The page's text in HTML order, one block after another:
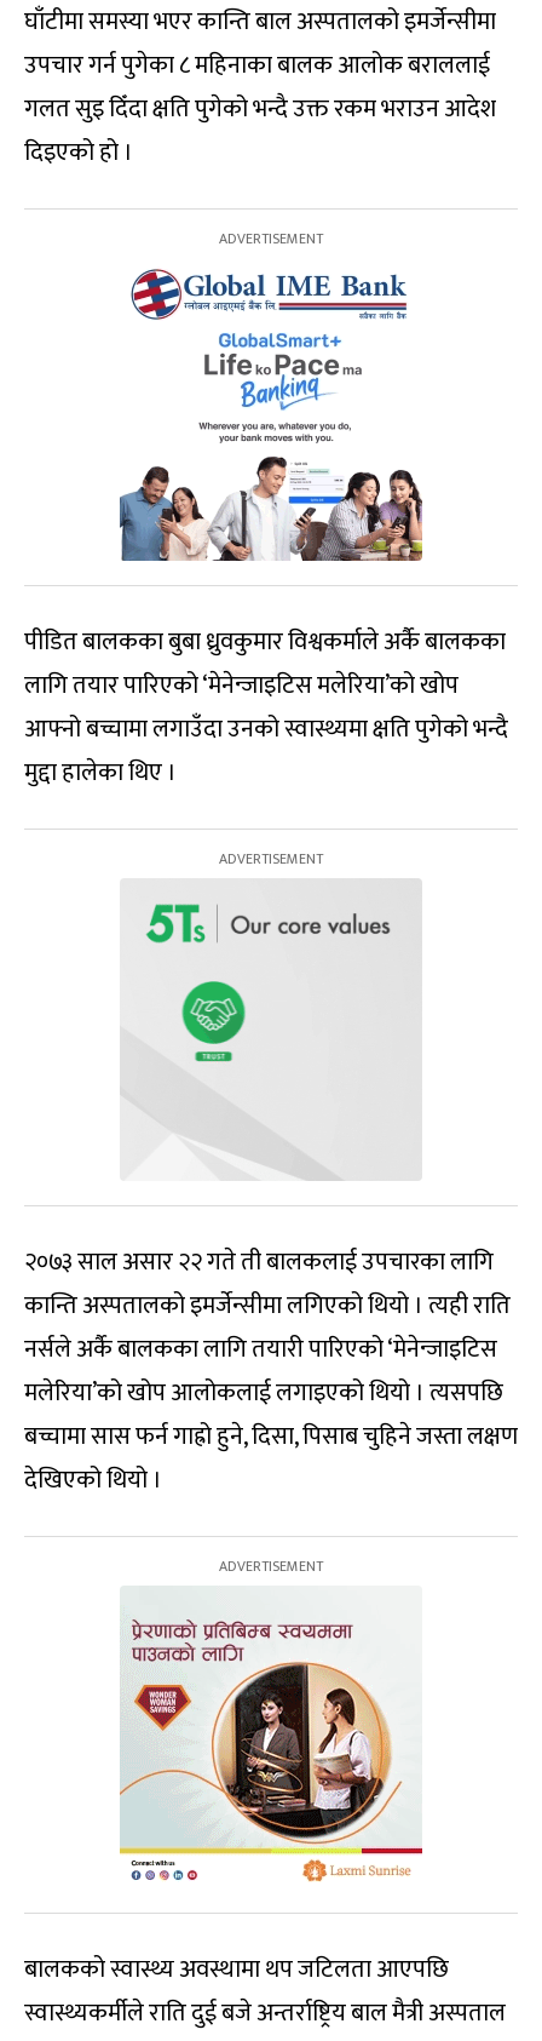
घाँटीमा समस्या भएर कान्ति बाल अस्पतालको इमर्जेन्सीमा
उपचार गर्न पुगेका ८ महिनाका बालक आलोक बराललाई
गलत सुइ दिँदा क्षति पुगेको भन्दै उक्त रकम भराउन आदेश
दिइएको हो ।
पीडित बालकका बुबा ध्रुवकुमार विश्वकर्माले अर्कै बालकका
लागि तयार पारिएको ‘मेनेन्जाइटिस मलेरिया’को खोप
आफ्नो बच्चामा लगाउँदा उनको स्वास्थ्यमा क्षति पुगेको भन्दै
मुद्दा हालेका थिए ।
२०७३ साल असार २२ गते ती बालकलाई उपचारका लागि
कान्ति अस्पतालको इमर्जेन्सीमा लगिएको थियो । त्यही राति
नर्सले अर्कै बालकका लागि तयारी पारिएको ‘मेनेन्जाइटिस
मलेरिया’को खोप आलोकलाई लगाइएको थियो । त्यसपछि
बच्चामा सास फर्न गाह्रो हुने, दिसा, पिसाब चुहिने जस्ता लक्षण
देखिएको थियो ।
बालकको स्वास्थ्य अवस्थामा थप जटिलता आएपछि
स्वास्थ्यकर्मीले राति दुई बजे अन्तर्राष्ट्रिय बाल मैत्री अस्पताल